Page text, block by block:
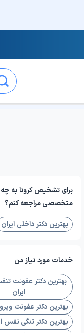
برای تشخیص کرونا به چه
متخصصی مراجعه کنم؟
بهترین دکتر داخلی ایران
خدمات مورد نیاز من
بهترین دکتر عفونت
ایران
بهترین دکتر عفونت
بهترین دکتر تنگی نفس